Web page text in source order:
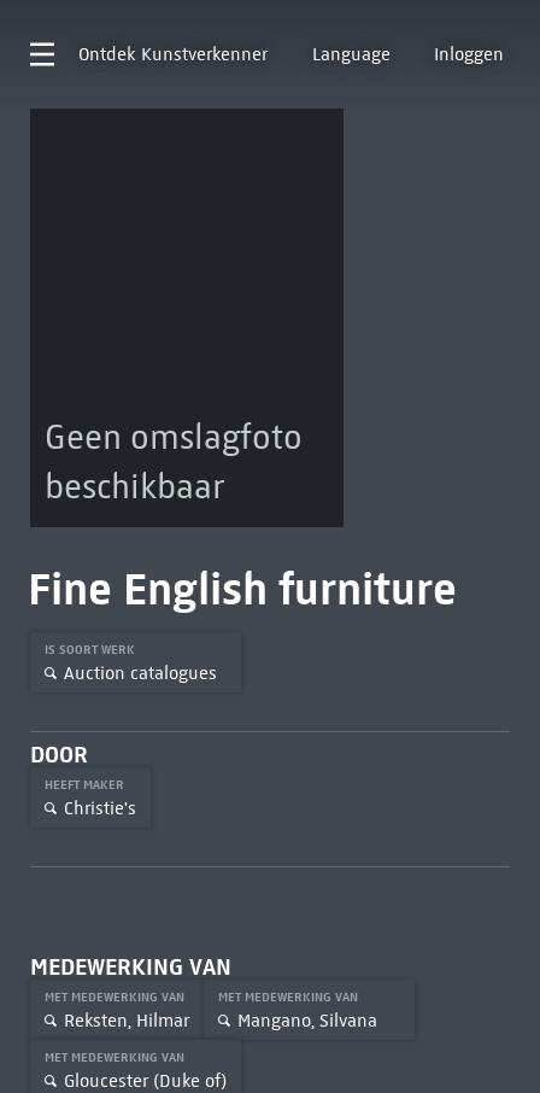
Ontdek Kunstverkenner Language Inloggen
Geen omslagfoto
beschikbaar
Fine English furniture
IS SOORT WERK
Auction catalogues
DOOR
HEEFT MAKER
Christie's
MEDEWERKING VAN
MET MEDEWERKING VAN
Reksten, Hilmar
MET MEDEWERKING VAN
Mangano, Silvana
MET MEDEWERKING VAN
Gloucester (Duke of)